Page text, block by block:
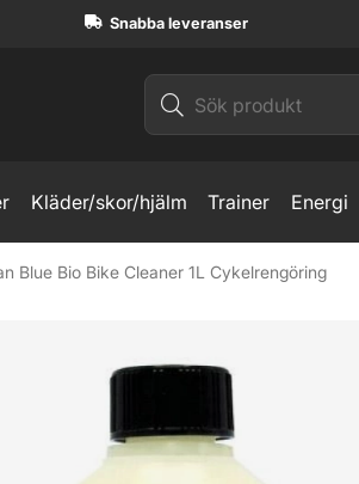
Snabba leveranser
Kläder/skor/hjälm Trainer Energi
Blue Bio Bike Cleaner 1L Cykelrengöring